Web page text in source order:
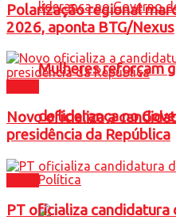
Mulheres reforçam
de liderança no
Política
Polarização regional
2026, aponta BTG/Nexus
Novo oficializa a
presidência da República
PT oficializa candidatura